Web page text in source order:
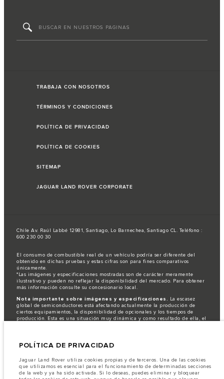
TRABAJA CON NOSOTROS
TÉRMINOS Y CONDICIONES
POLÍTICA DE PRIVACIDAD
POLÍTICA DE COOKIES
SITEMAP
JAGUAR LAND ROVER CORPORATE
Chile Av. Raúl Labbé 12981, Santiago, Lo Barnechea, Santiago CL. Teléfono :
600 230 00 30
El consumo de combustible real de un vehículo podría ser diferente del
obtenido en dichas pruebas y estas cifras son para fines comparativos
únicamente.
*Las imágenes y especificaciones mostradas son de carácter meramente
ilustrativo y pueden no reflejar la disponibilidad del mercado. Para obtener
más información consulte su concesionario local.
Nota importante sobre imágenes y especificaciones. La escasez
global de semiconductores está afectando actualmente la producción de
ciertos equipamientos, la disponibilidad de opcionales y los tiempos de
producción. Esta es una situación muy dinámica y como resultado de ella, el
distribuidor de su preferencia, quien podrá dar a conocer las restricciones
únicamente en las especificaciones e imágenes mostradas en este sitio web.
Jaguar Land Rover Limited busca constantemente nuevas formas de mejorar
las especificaciones, el diseño y la producción de sus vehículos, piezas y
POLÍTICA DE PRIVACIDAD
Jaguar Land Rover utiliza cookies propias y de terceros. Una de las cookies
que utilizamos es esencial para el funcionamiento de determinadas secciones
de la web y ya ha sido activada. Si lo deseas, puedes eliminar y bloquear